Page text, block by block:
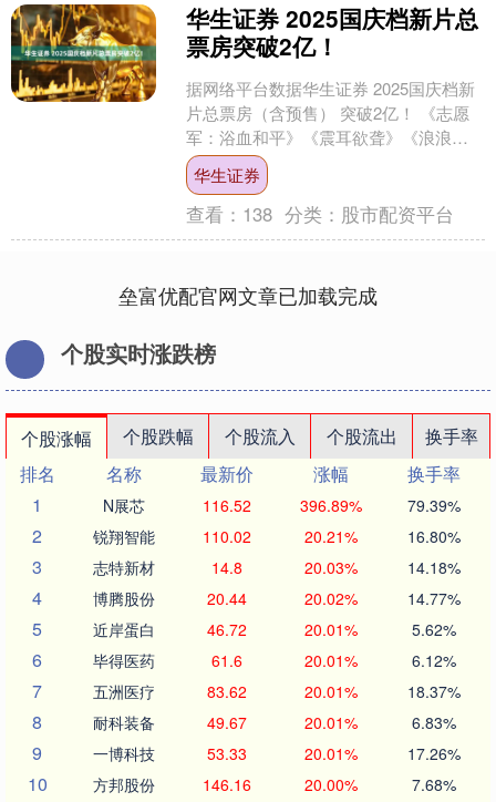
华生证券 2025国庆档新片总
票房突破2亿！
据网络平台数据华生证券 2025国庆档新
片总票房（含预售） 突破2亿！ 《志愿
军：浴血和平》《震耳欲聋》《浪浪人
生》 分列前三位 这个国庆档华生证券 大
银幕再度....
华生证券
查看： 138 分类： 股市配资平台
垒富优配官网文章已加载完成
个股实时涨跌榜
个股涨幅 个股跌幅 个股流入 个股流出
换手率
排名
名称 最新价 涨幅
换手率
1
N展芯 116.52 396.89% 79.39%
2 锐翔智能 110.02 20.21% 16.80%
3 志特新材 14.8 20.03% 14.18%
4 博腾股份 20.44 20.02% 14.77%
5 近岸蛋白 46.72 20.01% 5.62%
6 毕得医药 61.6 20.01% 6.12%
7 五洲医疗 83.62 20.01% 18.37%
8 耐科装备 49.67 20.01% 6.83%
9 一博科技 53.33 20.01% 17.26%
10 方邦股份 146.16 20.00% 7.68%